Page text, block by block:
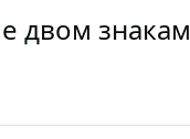
двом знакам